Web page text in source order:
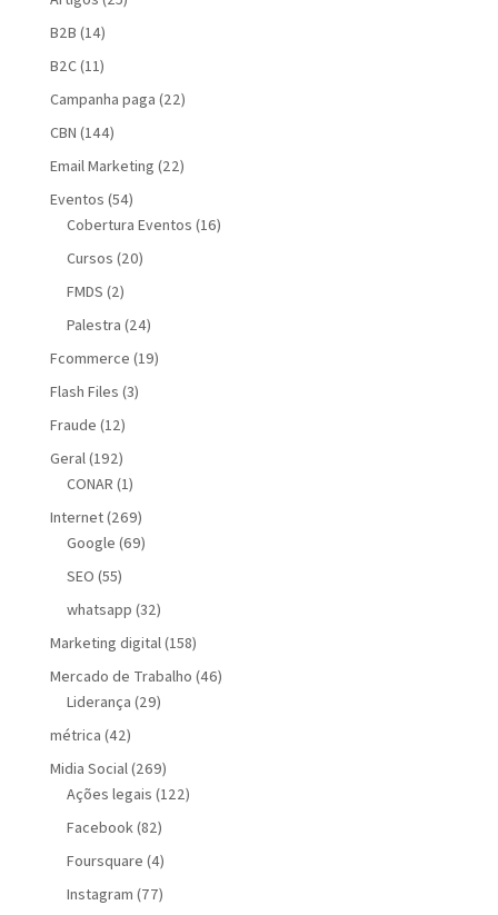
B2B (14)
B2C(11)
Campanha paga (22)
CBN (144)
Email Marketing (22)
Eventos (54)
Cobertura Eventos (16)
Cursos (20)
FMDS (2)
Palestra (24)
Fcommerce (19)
Flash Files (3)
Fraude (12)
Geral(192)
CONAR (1)
Internet(269)
Google (69)
SEO (55)
whatsapp (32)
Marketing digital(158)
Mercado de Trabalho (46)
Liderança (29)
métrica (42)
Midia Social(269)
Ações legais (122)
Facebook(82)
Foursquare (4)
Instagram (77)